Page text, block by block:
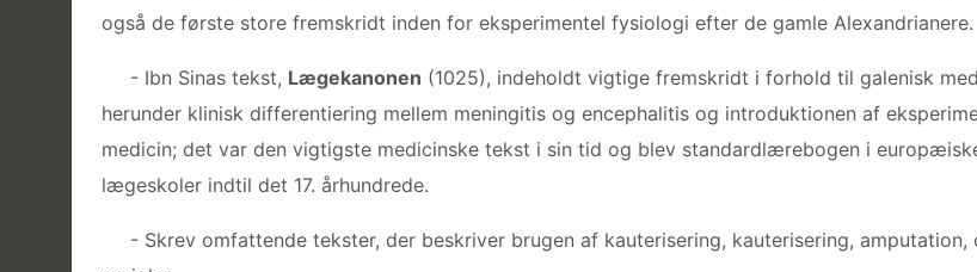
også de første store fremskridt inden for eksperimentel fysiologi efter de gamle Alexandrianere.
- Ibn Sinas tekst, Lægekanonen (1025), indeholdt vigtige fremskridt i forhold til galenisk
herunder klinisk differentiering mellem meningitis og encephalitis og introduktionen af
medicin; det var den vigtigste medicinske tekst i sin tid og blev standardlærebogen i
lægeskoler indtil det 17. århundrede.
- Skrev omfattende tekster, der beskriver brugen af ​​kauterisering, kauterisering, amputation,